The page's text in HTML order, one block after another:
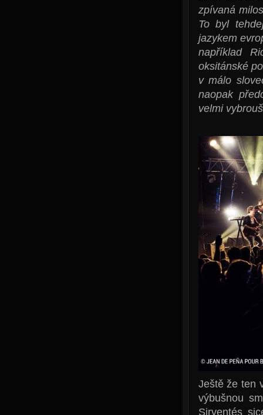
zpívaná
To byl
jazykem
například
oksitánské
v málo
naopak
velmi
Ještě že ten
výbušnou
Sirventés